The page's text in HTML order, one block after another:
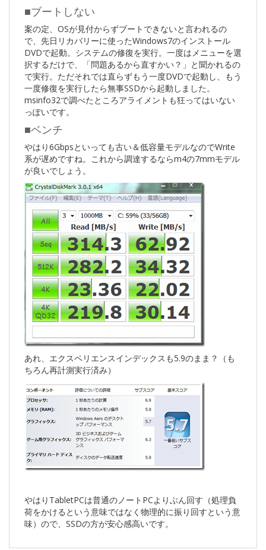
■ブートしない
案の定、OSが見付からずブートできないと言われるの
で、先日リカバリーに使ったWindows7のインストール
DVDで起動。システムの修復を実行。一度はメニューを選
択するだけで、「問題あるから直すかい？」と聞かれるの
で実行。ただそれでは直らずもう一度DVDで起動し、もう
一度修復を実行したら無事SSDから起動しました。
msinfo32で調べたところアライメントも狂ってはいない
っぽいです。
■ベンチ
やはり6Gbpsといっても古い＆低容量モデルなのでWrite
系が遅めですね。これから調達するならm4の7mmモデル
が良いでしょう。
あれ、エクスペリエンスインデックスも5.9のまま？（も
ちろん再計測実行済み）
やはりTabletPCは普通のノートPCよりぶん回す（処理負
荷をかけるという意味ではなく物理的に振り回すという意
味）ので、SSDの方が安心感高いです。